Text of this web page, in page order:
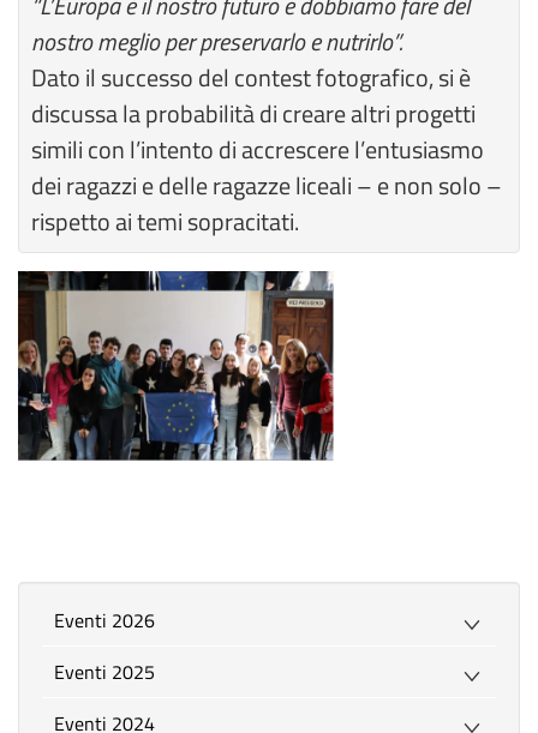
nostro meglio per preservarlo e nutrirlo”.
Dato il successo del contest fotografico, si è
discussa la probabilità di creare altri progetti
simili con l’intento di accrescere l’entusiasmo
dei ragazzi e delle ragazze liceali – e non solo –
rispetto ai temi sopracitati.
Eventi 2026
Eventi 2025
Eventi 2024